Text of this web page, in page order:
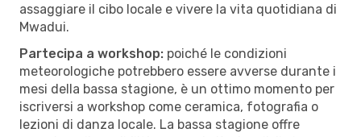
assaggiare il cibo locale e vivere la vita quotidiana di
Mwadui.
Partecipa a workshop: poiché le condizioni
meteorologiche potrebbero essere avverse durante i
mesi della bassa stagione, è un ottimo momento per
iscriversi a workshop come ceramica, fotografia o
lezioni di danza locale. La bassa stagione offre